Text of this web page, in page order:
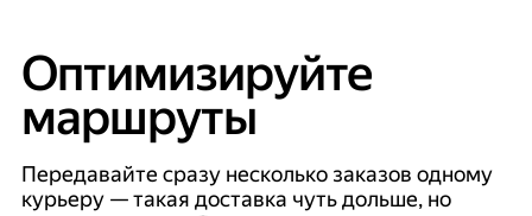
Оптимизируйте
маршруты
Передавайте сразу несколько заказов одному
курьеру — такая доставка чуть дольше, но